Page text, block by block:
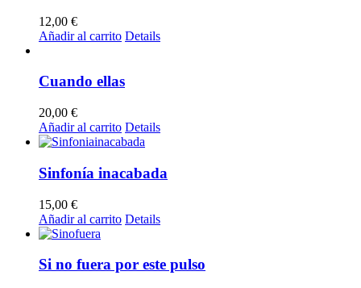
12,00 €
Añadir al carrito Details
Cuando ellas
20,00 €
Añadir al carrito Details
Sinfonía inacabada
15,00 €
Añadir al carrito Details
Si no fuera por este pulso